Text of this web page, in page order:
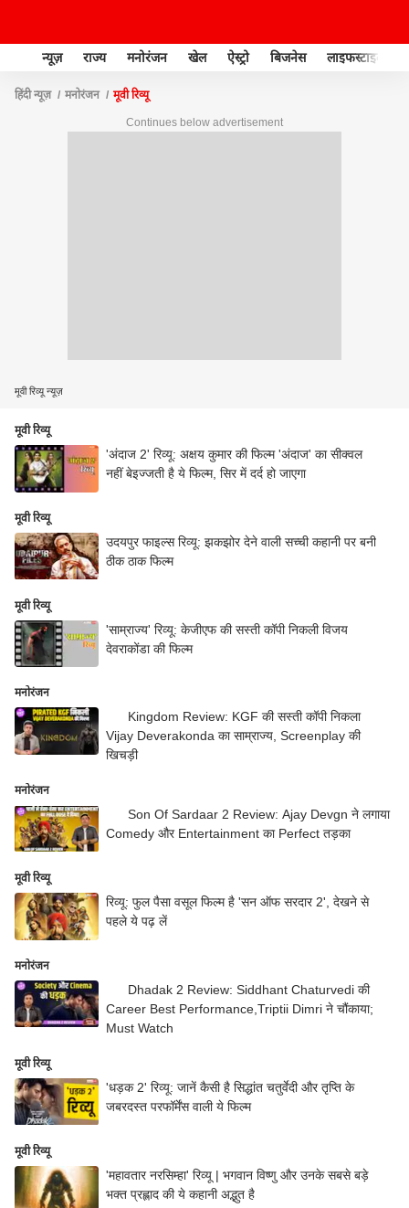
न्यूज़ राज्य मनोरंजन खेल ऐस्ट्रो बिजनेस लाइफस्टाइल
हिंदी न्यूज़ मनोरंजन मूवी रिव्यू
Continues below advertisement
मूवी रिव्यू न्यूज़
मूवी रिव्यू
'अंदाज 2' रिव्यू: अक्षय कुमार की फिल्म 'अंदाज' का सीक्वल
नहीं बेइज्जती है ये फिल्म, सिर में दर्द हो जाएगा
मूवी रिव्यू
उदयपुर फाइल्स रिव्यू: झकझोर देने वाली सच्ची कहानी पर बनी
ठीक ठाक फिल्म
मूवी रिव्यू
'साम्राज्य' रिव्यू: केजीएफ की सस्ती कॉपी निकली विजय
देवराकोंडा की फिल्म
मनोरंजन
Kingdom Review: KGF की सस्ती कॉपी निकला
Vijay Deverakonda का साम्राज्य, Screenplay की
खिचड़ी
मनोरंजन
Son Of Sardaar 2 Review: Ajay Devgn ने लगाया
Comedy और Entertainment का Perfect तड़का
मूवी रिव्यू
रिव्यू: फुल पैसा वसूल फिल्म है 'सन ऑफ सरदार 2', देखने से
पहले ये पढ़ लें
मनोरंजन
Dhadak 2 Review: Siddhant Chaturvedi की
Career Best Performance,Triptii Dimri ने चौंकाया;
Must Watch
मूवी रिव्यू
'धड़क 2' रिव्यू: जानें कैसी है सिद्धांत चतुर्वेदी और तृप्ति के
जबरदस्त परफॉर्मेंस वाली ये फिल्म
मूवी रिव्यू
'महावतार नरसिम्हा' रिव्यू | भगवान विष्णु और उनके सबसे बड़े
भक्त प्रह्लाद की ये कहानी अद्भुत है